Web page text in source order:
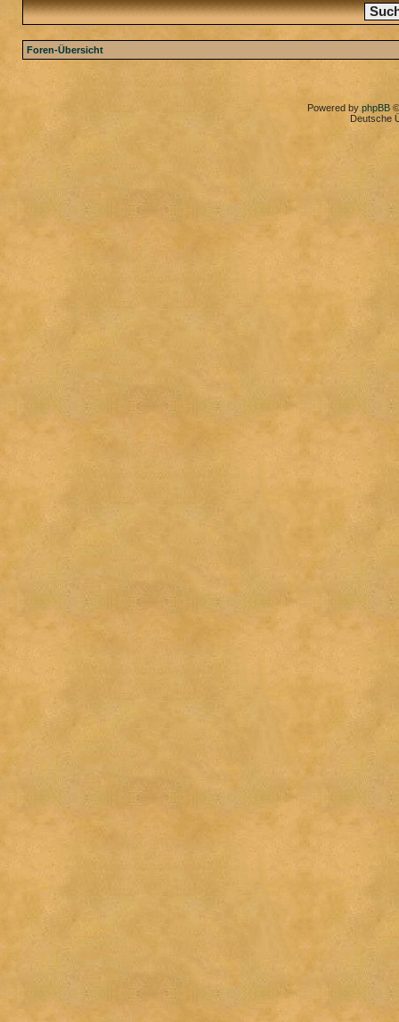
Foren-Übersicht
Powered by phpBB
Deutsche